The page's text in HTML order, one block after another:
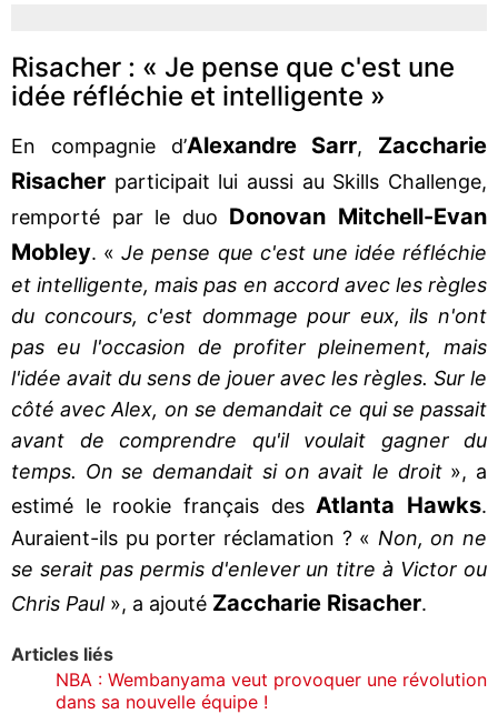
Risacher : « Je pense que c'est une
idée réfléchie et intelligente »
En compagnie d’Alexandre Sarr, Zaccharie
Risacher participait lui aussi au Skills Challenge,
remporté par le duo Donovan Mitchell-Evan
Mobley. «Je pense que c'est une idée réfléchie
et intelligente, mais pas en accord avec les règles
du concours, c'est dommage pour eux, ils n'ont
pas eu l'occasion de profiter pleinement, mais
l'idée avait du sens de jouer avec les règles. Sur le
côté avec Alex, on se demandait ce qui se passait
avant de comprendre qu'il voulait gagner du
temps. On se demandait si on avait le droit », a
estimé le rookie français des Atlanta Hawks.
Auraient-ils pu porter réclamation ? « Non, on ne
se serait pas permis d'enlever un titre à Victor ou
Chris Paul », a ajouté Zaccharie Risacher.
Articles liés
NBA : Wembanyama veut provoquer une révolution
dans sa nouvelle équipe !